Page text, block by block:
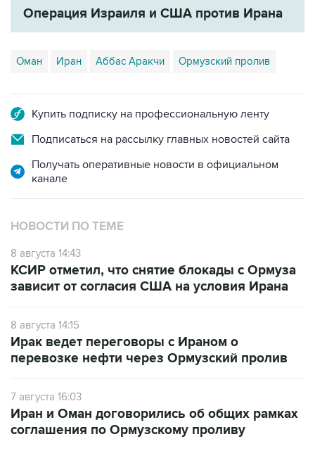
Операция Израиля и США против Ирана
Оман Иран Аббас Аракчи Ормузский пролив
Купить подписку на профессиональную ленту
Подписаться на рассылку главных новостей сайта
Получать оперативные новости в официальном
канале
НОВОСТИ ПО ТЕМЕ
8 августа 14:43
КСИР отметил, что снятие блокады с Ормуза
зависит от согласия США на условия Ирана
8 августа 14:15
Ирак ведет переговоры с Ираном о
перевозке нефти через Ормузский пролив
7 августа 16:03
Иран и Оман договорились об общих рамках
соглашения по Ормузскому проливу